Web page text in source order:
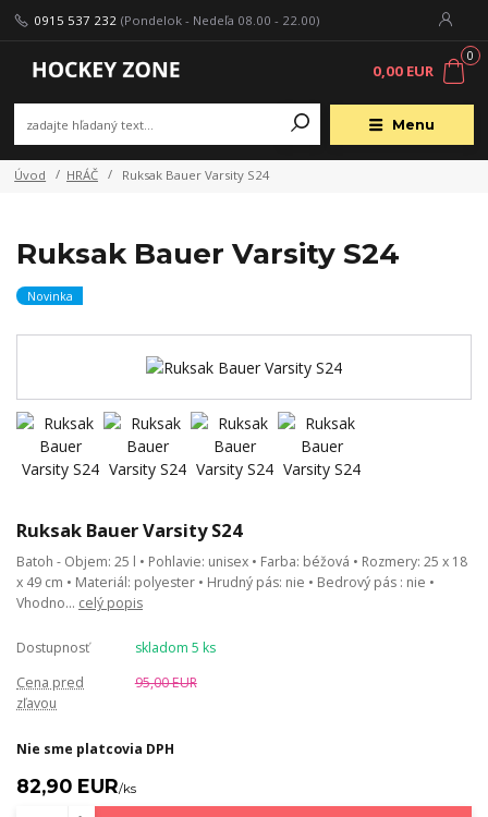
Menu
0915 537 232 (Pondelok - Nedeľa 08.00 - 22.00)
0
0,00 EUR
Úvod HRÁČ Ruksak Bauer Varsity S24
Ruksak Bauer Varsity S24
Novinka
Ruksak Bauer Varsity S24
Batoh - Objem: 25 l • Pohlavie: unisex • Farba: béžová • Rozmery: 25 x 18
x 49 cm • Materiál: polyester • Hrudný pás: nie • Bedrový pás : nie •
Vhodno... celý popis
Dostupnosť
skladom 5 ks
Cena pred
zľavou
95,00 EUR
Nie sme platcovia DPH
82,90 EUR/ks